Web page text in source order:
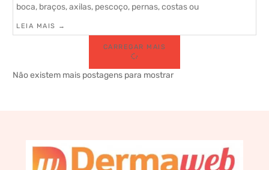
boca, braços, axilas, pescoço, pernas, costas ou
LEIA MAIS →
CARREGAR MAIS
Não existem mais postagens para mostrar